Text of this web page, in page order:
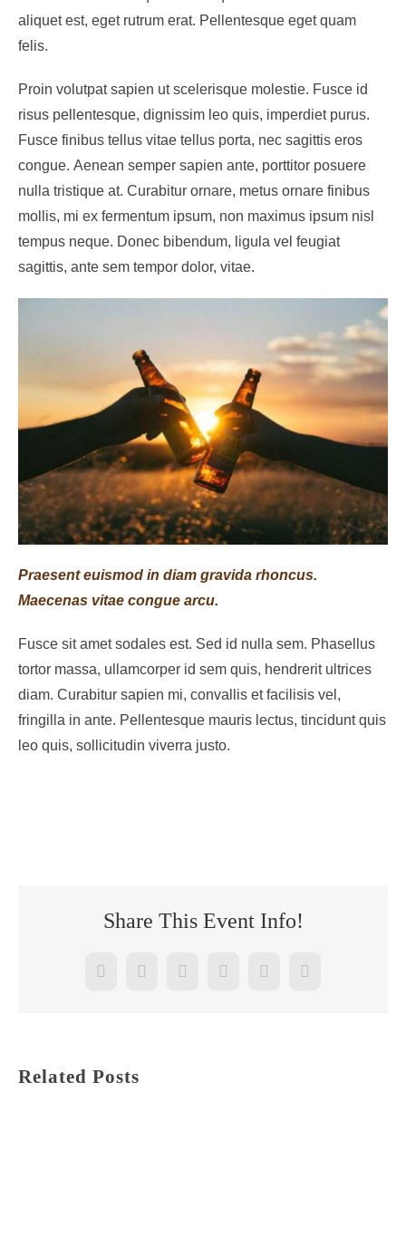
aliquet est, eget rutrum erat. Pellentesque eget quam
felis.
Proin volutpat sapien ut scelerisque molestie. Fusce id
risus pellentesque, dignissim leo quis, imperdiet purus.
Fusce finibus tellus vitae tellus porta, nec sagittis eros
congue. Aenean semper sapien ante, porttitor posuere
nulla tristique at. Curabitur ornare, metus ornare finibus
mollis, mi ex fermentum ipsum, non maximus ipsum nisl
tempus neque. Donec bibendum, ligula vel feugiat
sagittis, ante sem tempor dolor, vitae.
Praesent euismod in diam gravida rhoncus.
Maecenas vitae congue arcu.
Fusce sit amet sodales est. Sed id nulla sem. Phasellus
tortor massa, ullamcorper id sem quis, hendrerit ultrices
diam. Curabitur sapien mi, convallis et facilisis vel,
fringilla in ante. Pellentesque mauris lectus, tincidunt quis
leo quis, sollicitudin viverra justo.
Share This Event Info!
FacebookTwitterRedditLinkedInWhatsAppPinterest
Related Posts